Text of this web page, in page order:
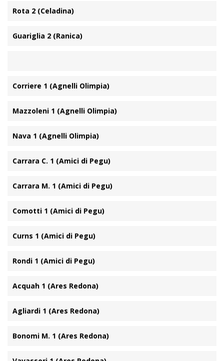
Rota 2 (Celadina)
Guariglia 2 (Ranica)
Corriere 1 (Agnelli Olimpia)
Mazzoleni 1 (Agnelli Olimpia)
Nava 1 (Agnelli Olimpia)
Carrara C. 1 (Amici di Pegu)
Carrara M. 1 (Amici di Pegu)
Comotti 1 (Amici di Pegu)
Curns 1 (Amici di Pegu)
Rondi 1 (Amici di Pegu)
Acquah 1 (Ares Redona)
Agliardi 1 (Ares Redona)
Bonomi M. 1 (Ares Redona)